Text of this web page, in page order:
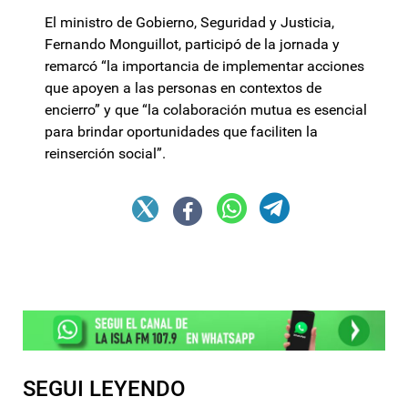
El ministro de Gobierno, Seguridad y Justicia,
Fernando Monguillot, participó de la jornada y
remarcó “la importancia de implementar acciones
que apoyen a las personas en contextos de
encierro” y que “la colaboración mutua es esencial
para brindar oportunidades que faciliten la
reinserción social”.
SEGUI LEYENDO